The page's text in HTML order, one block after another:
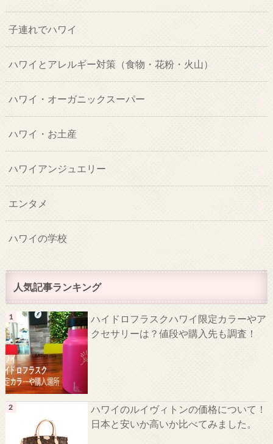
子連れでハワイ
ハワイとアレルギー対策（食物・花粉・火山）
ハワイ・オーガニックスーパー
ハワイ・お土産
ハワイアンジュエリー
エンタメ
ハワイの学校
人気記事ランキング
ハイドロフラスクハワイ限定カラーやア
クセサリーは？値段や購入先も調査！
ハワイのルイヴィトンの価格について！
日本と安いか高いか比べてみました。